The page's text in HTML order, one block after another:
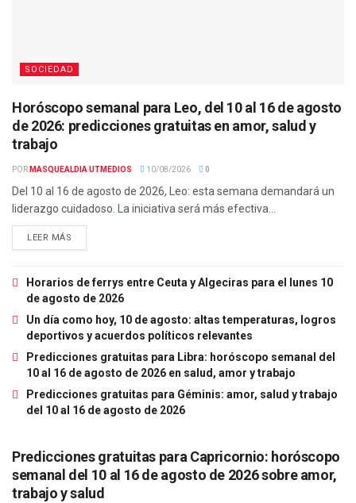
SOCIEDAD
Horóscopo semanal para Leo, del 10 al 16 de agosto
de 2026: predicciones gratuitas en amor, salud y
trabajo
POR MASQUEALDIA UTMEDIOS 10/08/2026 0
Del 10 al 16 de agosto de 2026, Leo: esta semana demandará un
liderazgo cuidadoso. La iniciativa será más efectiva...
LEER MÁS
Horarios de ferrys entre Ceuta y Algeciras para el lunes 10
de agosto de 2026
Un día como hoy, 10 de agosto: altas temperaturas, logros
deportivos y acuerdos políticos relevantes
Predicciones gratuitas para Libra: horóscopo semanal del
10 al 16 de agosto de 2026 en salud, amor y trabajo
Predicciones gratuitas para Géminis: amor, salud y trabajo
del 10 al 16 de agosto de 2026
Predicciones gratuitas para Capricornio: horóscopo
semanal del 10 al 16 de agosto de 2026 sobre amor,
trabajo y salud